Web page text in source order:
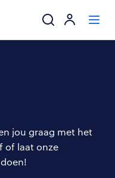
mijn carrière
over randstad
jou graag met het
of laat onze